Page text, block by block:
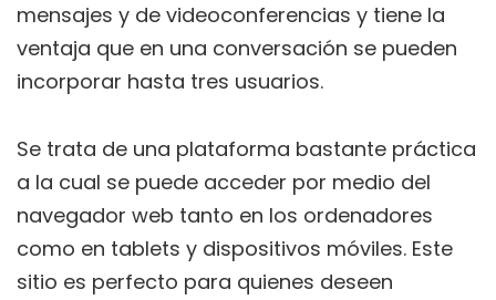
mensajes y de videoconferencias y tiene la
ventaja que en una conversación se pueden
incorporar hasta tres usuarios.
Se trata de una plataforma bastante práctica
a la cual se puede acceder por medio del
navegador web tanto en los ordenadores
como en tablets y dispositivos móviles. Este
sitio es perfecto para quienes deseen